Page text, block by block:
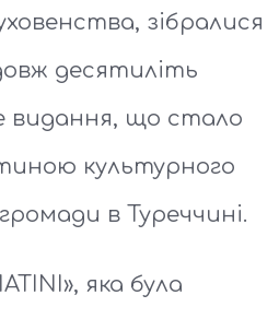
зібралися
десятиліть
видання, що стало
культурного
в Туреччині.
яка була